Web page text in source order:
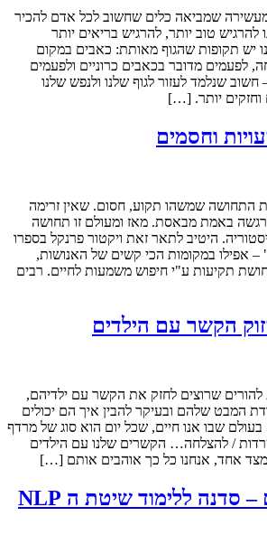
שמביאה כלים שחשוב לכל אדם להכיר
להרגיש טוב יותר, להרגיש בריאים יותר
יש תקופות שהגוף מאותת: כאבים במקום
לפעמים מדובר בכאבים כרוניים ולפעמים
שנלמד לעזור לגוף שלנו ולנפש שלנו
וחזקים יותר. […]
וחסמים
התחושה שמשהו תקוע, חסום. שאין זרימה
באמת מבאסת. מאז ומעולם זו תחושה
היטיב לתאר זאת ויקטור פרנקל בספרו
במקומות הכי קשים של האנושות,
תקיעות ע"י חיפוש משמעות לחיים. רבים
הקשר עם הילדים
שרוצים לחזק את הקשר עם ילדיהם,
המבט שלהם ובעיקר להבין איך הם יכולים
שבו אנו חיים, שכל יום הוא סוג של מרדף
/ להצלחה… הקשרים שלנו עם הילדים
אחד, אנחנו כל כך אוהבים אותם […]
NLP כדרך חיים – סדנה ללימוד שיטת ה NLP